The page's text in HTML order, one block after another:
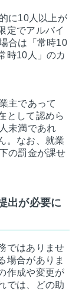
に10人以上が
定でアルバイ
合は「常時10
時10人」のカ
主であって
として認めら
未満であれ
。なお、就業
の罰金が課せ
出が必要に
ではありませ
場合がありま
作成や変更が
では、どの助